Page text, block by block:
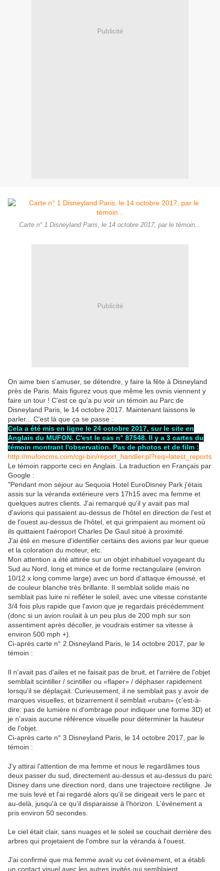
Publicité
Carte n° 1 Disneyland Paris, le 14 octobre 2017, par le témoin...
Publicité
On aime bien s'amuser, se détendre, y faire la fête à Disneyland
près de Paris. Mais figurez vous que même les ovnis viennent y
faire un tour ! C'est ce qu'a pu voir un témoin au Parc de
Disneyland Paris, le 14 octobre 2017. Maintenant laissons le
parler... C'est là que ça se passe :
Cela a été mis en ligne le 24 octobre 2017, sur le site en
Anglais du MUFON. C'est le cas n° 87548. Il y a 3 cartes du
témoin montrant l'observation. Pas de photos et de film :
http://mufoncms.com/cgi-bin/report_handler.pl?req=latest_reports
Le témoin rapporte ceci en Anglais. La traduction en Français par
Google :
"Pendant mon séjour au Sequoia Hotel EuroDisney Park j'étais
assis sur la véranda extérieure vers 17h15 avec ma femme et
quelques autres clients. J'ai remarqué qu'il y avait pas mal
d'avions qui passaient au-dessus de l'hôtel en direction de l'est et
de l'ouest au-dessus de l'hôtel, et qui grimpaient au moment où
ils quittaient l'aéroport Charles De Gaul situé à proximité.
J'ai été en mesure d'identifier certains des avions par leur queue
et la coloration du moteur, etc.
Mon attention a été attirée sur un objet inhabituel voyageant du
Sud au Nord, long et mince et de forme rectangulaire (environ
10/12 x long comme large) avec un bord d'attaque émoussé, et
de couleur blanche très brillante. Il semblait solide mais ne
semblait pas luire ni refléter le soleil, avec une vitesse constante
3/4 fois plus rapide que l'avion que je regardais précédemment
(donc si un avion roulait à un peu plus de 200 mph sur son
assentiment après décoller, je voudrais estimer sa vitesse à
environ 500 mph +).
Ci-après carte n° 2 Disneyland Paris, le 14 octobre 2017, par le
témoin :
Il n'avait pas d'ailes et ne faisait pas de bruit, et l'arrière de l'objet
semblait scintiller / scintiller ou «flaper» / déphaser rapidement
lorsqu'il se déplaçait. Curieusement, il ne semblait pas y avoir de
marques visuelles, et bizarrement il semblait «ruban» (c'est-à-
dire: pas de lumière ni d'ombrage pour indiquer une forme 3D) et
je n'avais aucune référence visuelle pour déterminer la hauteur
de l'objet.
Ci-après carte n° 3 Disneyland Paris, le 14 octobre 2017, par le
témoin :
J'y attirai l'attention de ma femme et nous le regardâmes tous
deux passer du sud, directement au-dessus et au-dessus du parc
Disney dans une direction nord, dans une trajectoire rectiligne. Je
me suis levé et l'ai regardé alors qu'il se dirigeait vers le parc et
au-delà, jusqu'à ce qu'il disparaisse à l'horizon. L'événement a
pris environ 50 secondes.
Le ciel était clair, sans nuages ​​et le soleil se couchait derrière des
arbres qui projetaient de l'ombre sur la véranda à l'ouest.
J'ai confirmé que ma femme avait vu cet événement, et a établi
un contact visuel avec les autres invités qui semblaient